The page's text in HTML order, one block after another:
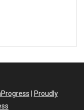
Proudly